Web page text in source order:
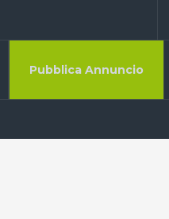
Pubblica Annuncio